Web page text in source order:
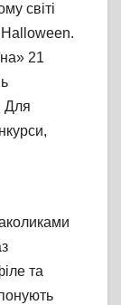
світі
Halloween.
21
Для
та